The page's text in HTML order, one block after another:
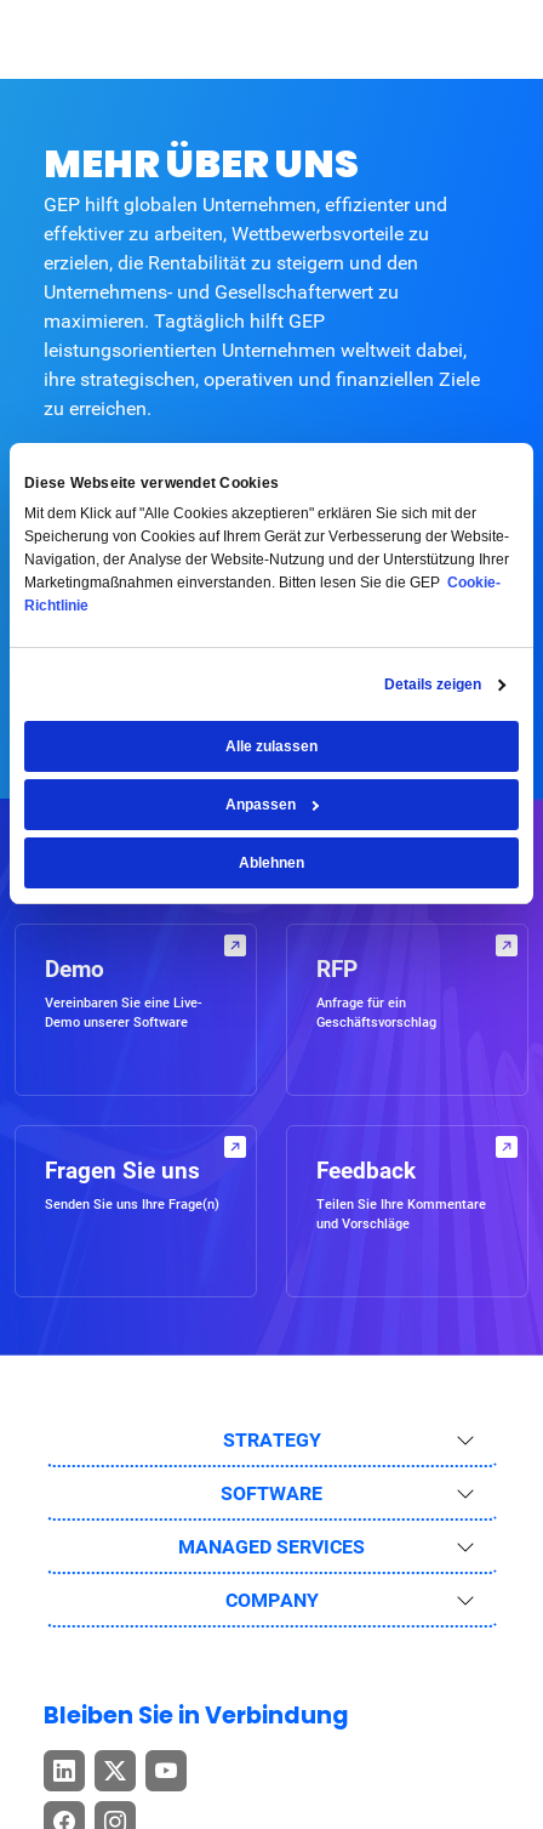
Diese Webseite verwendet Cookies
Mit dem Klick auf "Alle Cookies akzeptieren" erklären Sie sich mit der
Speicherung von Cookies auf Ihrem Gerät zur Verbesserung der Website-
Navigation, der Analyse der Website-Nutzung und der Unterstützung Ihrer
Marketingmaßnahmen einverstanden. Bitten lesen Sie die GEP Cookie-
Richtlinie
Details zeigen
Alle zulassen
Anpassen
Ablehnen
MEHR ÜBER UNS
GEP hilft globalen Unternehmen, effizienter und
effektiver zu arbeiten, Wettbewerbsvorteile zu
erzielen, die Rentabilität zu steigern und den
Unternehmens- und Gesellschafterwert zu
maximieren. Tagtäglich hilft GEP
leistungsorientierten Unternehmen weltweit dabei,
ihre strategischen, operativen und finanziellen Ziele
zu erreichen.
Geschäftsleitung
Kunden
Partner
Kontaktieren Sie uns
Demo
Vereinbaren Sie eine Live-
Demo unserer Software
RFP
Anfrage für ein
Geschäftsvorschlag
Fragen Sie uns
Senden Sie uns Ihre Frage(n)
Feedback
Teilen Sie Ihre Kommentare
und Vorschläge
STRATEGY
SOFTWARE
MANAGED SERVICES
COMPANY
Bleiben Sie in Verbindung